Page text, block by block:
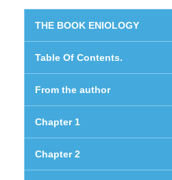
THE BOOK ENIOLOGY
Table Of Contents.
From the author
Chapter 1
Chapter 2